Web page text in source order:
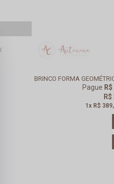
BRINCO FORMA
Pague
1x R$